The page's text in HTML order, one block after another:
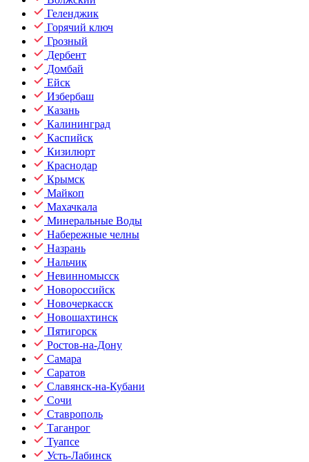
Геленджик
Горячий ключ
Грозный
Дербент
Домбай
Ейск
Избербаш
Казань
Калининград
Каспийск
Кизилюрт
Краснодар
Крымск
Майкоп
Махачкала
Минеральные Воды
Набережные челны
Назрань
Нальчик
Невинномысск
Новороссийск
Новочеркасск
Новошахтинск
Пятигорск
Ростов-на-Дону
Самара
Саратов
Славянск-на-Кубани
Сочи
Ставрополь
Таганрог
Туапсе
Усть-Лабинск